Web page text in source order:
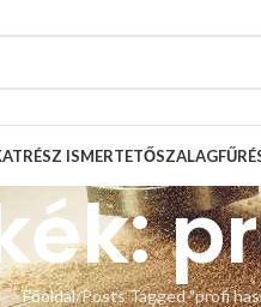
ISMERTETŐ
Főoldal Posts Tagged "profi